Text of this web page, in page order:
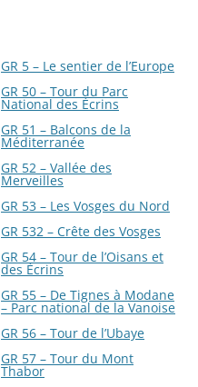
GR 5 – Le sentier de l’Europe
GR 50 – Tour du Parc
National des Écrins
GR 51 – Balcons de la
Méditerranée
GR 52 – Vallée des
Merveilles
GR 53 – Les Vosges du Nord
GR 532 – Crête des Vosges
GR 54 – Tour de l’Oisans et
des Écrins
GR 55 – De Tignes à Modane
– Parc national de la Vanoise
GR 56 – Tour de l’Ubaye
GR 57 – Tour du Mont
Thabor